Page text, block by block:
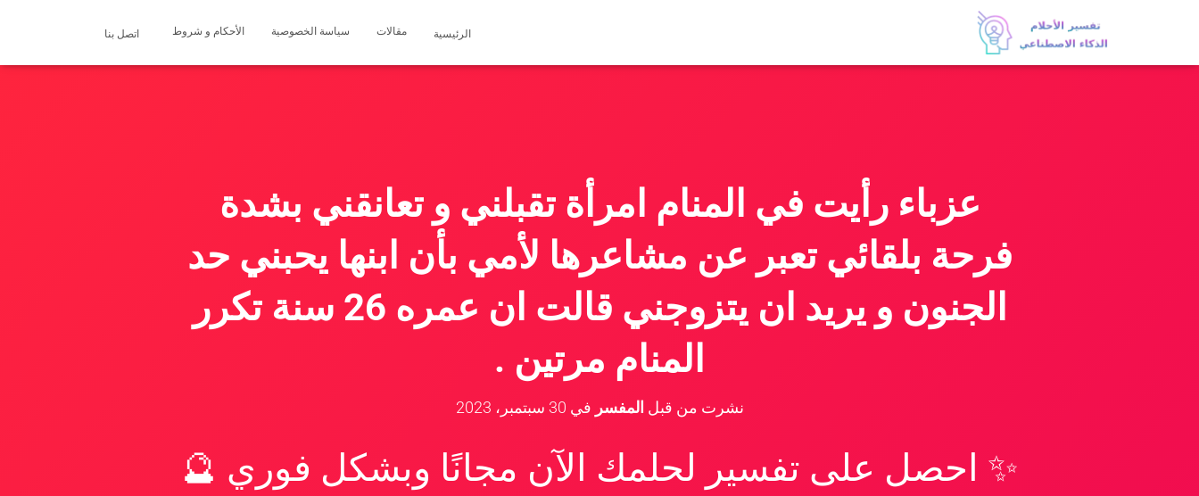
الرئيسية مقالات سياسة الخصوصية الأحكام و شروط اتصل بنا
عزباء رأيت في المنام امرأة تقبلني و تعانقني بشدة
فرحة بلقائي تعبر عن مشاعرها لأمي بأن ابنها يحبني حد
الجنون و يريد ان يتزوجني قالت ان عمره 26 سنة تكرر
المنام مرتين .
نشرت من قبل المفسر في 30 سبتمبر، 2023
✨ احصل على تفسير لحلمك الآن مجانًا وبشكل فوري 🔮